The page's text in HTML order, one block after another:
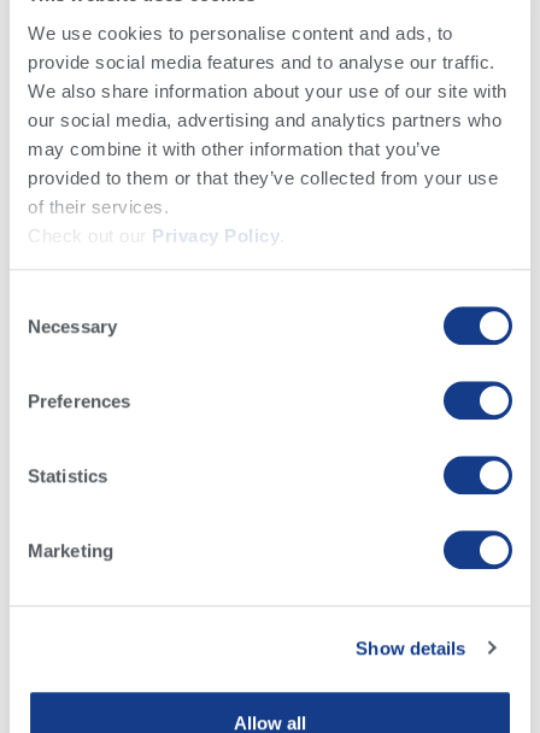
We use cookies to personalise content and ads, to
provide social media features and to analyse our traffic.
We also share information about your use of our site with
our social media, advertising and analytics partners who
may combine it with other information that you’ve
provided to them or that they’ve collected from your use
of their services.
Check out our Privacy Policy
Selection
Necessary
Preferences
Statistics
Marketing
Show details
Allow all
usted podría estar tratando con una vaca con
cetosis.
Este gráfico es un ejemplo de lo que podría ser un
panel de control. La línea naranja representa el
tiempo medio de masticación de un grupo de
vacas sanas. La línea roja representa una vaca
alrededor de una hora menos que sus
compañeras de corral, comenzando siete